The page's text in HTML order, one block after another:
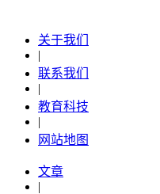
关于我们
|
联系我们
|
教育科技
|
网站地图
文章
|